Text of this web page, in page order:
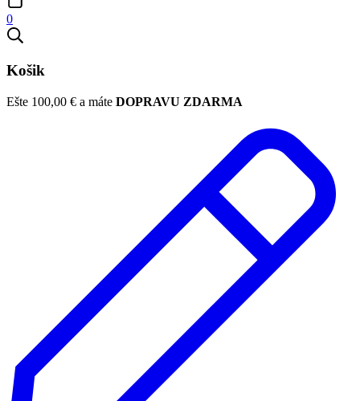
0
Košik
Ešte 100,00 € a máte DOPRAVU ZDARMA